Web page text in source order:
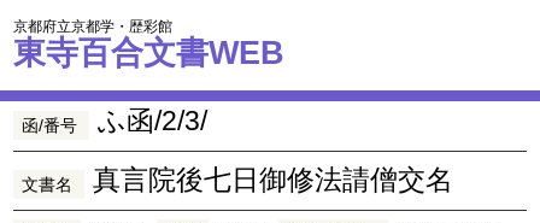
京都府立京都学・歴彩館
東寺百合文書WEB
函/番号 ふ函/2/3/
文書名 真言院後七日御修法請僧交名